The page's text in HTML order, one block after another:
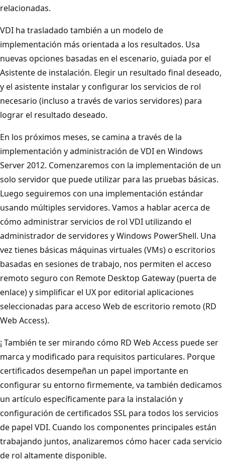
relacionadas.
VDI ha trasladado también a un modelo de
implementación más orientada a los resultados. Usa
nuevas opciones basadas en el escenario, guiada por el
Asistente de instalación. Elegir un resultado final deseado,
y el asistente instalar y configurar los servicios de rol
necesario (incluso a través de varios servidores) para
lograr el resultado deseado.
En los próximos meses, se camina a través de la
implementación y administración de VDI en Windows
Server 2012. Comenzaremos con la implementación de un
solo servidor que puede utilizar para las pruebas básicas.
Luego seguiremos con una implementación estándar
usando múltiples servidores. Vamos a hablar acerca de
cómo administrar servicios de rol VDI utilizando el
administrador de servidores y Windows PowerShell. Una
vez tienes básicas máquinas virtuales (VMs) o escritorios
basadas en sesiones de trabajo, nos permiten el acceso
remoto seguro con Remote Desktop Gateway (puerta de
enlace) y simplificar el UX por editorial aplicaciones
seleccionadas para acceso Web de escritorio remoto (RD
Web Access).
¡ También te ser mirando cómo RD Web Access puede ser
marca y modificado para requisitos particulares. Porque
certificados desempeñan un papel importante en
configurar su entorno firmemente, va también dedicamos
un artículo específicamente para la instalación y
configuración de certificados SSL para todos los servicios
de papel VDI. Cuando los componentes principales están
trabajando juntos, analizaremos cómo hacer cada servicio
de rol altamente disponible.